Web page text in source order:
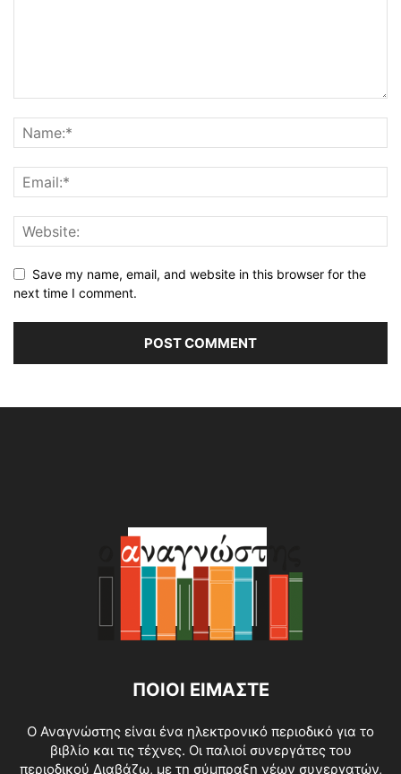
Save my name, email, and website in this browser for the
next time I comment.
ΠΟΙΟΙ ΕΙΜΑΣΤΕ
O Αναγνώστης είναι ένα ηλεκτρονικό περιοδικό για το
βιβλίο και τις τέχνες. Οι παλιοί συνεργάτες του
περιοδικού Διαβάζω, με τη σύμπραξη νέων συνεργατών,